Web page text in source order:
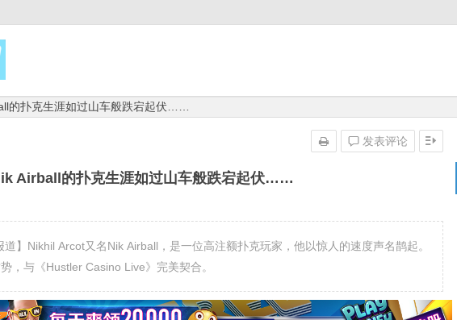
的扑克生涯如过山车般跌宕起伏……
Airball的扑克生涯如过山车般跌宕起伏……
发表评论
道】Nikhil Arcot又名Nik Airball，是一位高注额扑克玩家，他以惊人的速度声名鹊起。
，与《Hustler Casino Live》完美契合。